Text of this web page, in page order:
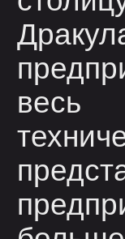
весь